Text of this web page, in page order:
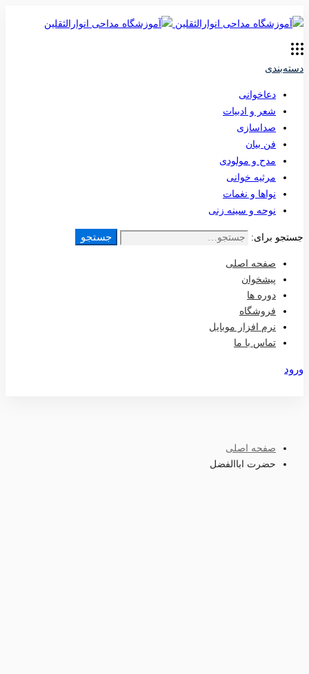
دسته‌بندی
دعاخوانی
شعر و ادبیات
صداسازی
فن بیان
مدح و مولودی
مرثیه خوانی
نواها و نغمات
نوحه و سینه زنی
جستجو برای: جستجو
صفحه اصلی
پیشخوان
دوره ها
فروشگاه
نرم افزار موبایل
تماس با ما
ورود
صفحه اصلی
حضرت اباالفضل